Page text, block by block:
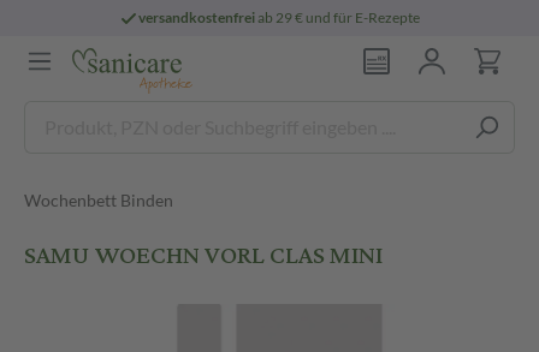
versandkostenfreiab 29 € und für E-Rezepte
Wochenbett Binden
SAMU WOECHN VORL CLAS MINI